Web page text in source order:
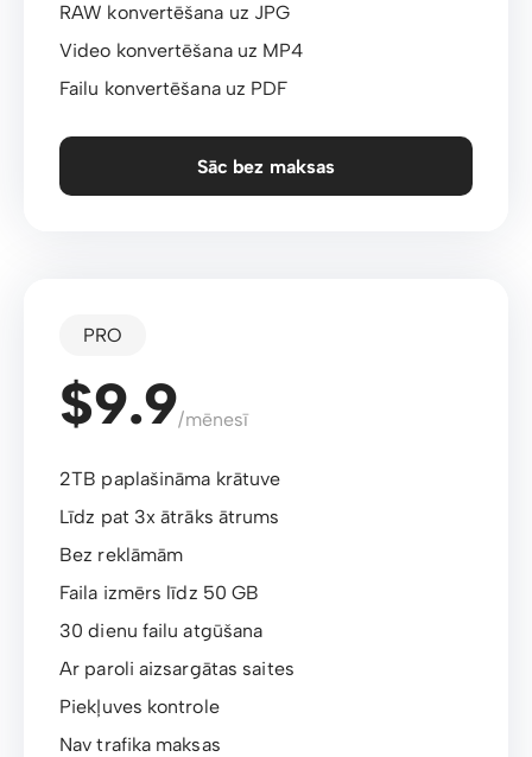
RAW konvertēšana uz JPG
Video konvertēšana uz MP4
Failu konvertēšana uz PDF
Sāc bez maksas
PRO
$9.9/mēnesī
2TB paplašināma krātuve
Līdz pat 3x ātrāks ātrums
Bez reklāmām
Faila izmērs līdz 50 GB
30 dienu failu atgūšana
Ar paroli aizsargātas saites
Piekļuves kontrole
Nav trafika maksas